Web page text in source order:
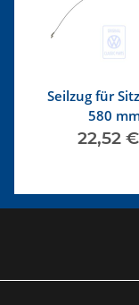
Seilzug für
580
22,52 €